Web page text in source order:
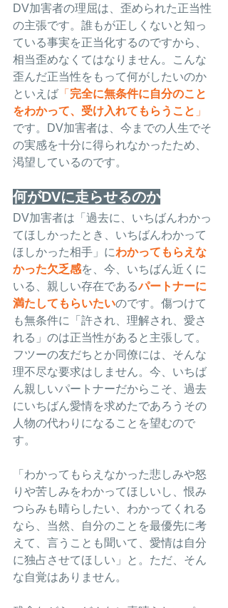
DV加害者の理屈は、歪められた正当性
の主張です。誰もが正しくないと知っ
ている事実を正当化するのですから、
相当歪めなくてはなりません。こんな
歪んだ正当性をもって何がしたいのか
といえば 「 完全に無条件に自分のこと
をわかって、受け入れてもらうこと 」
です。DV加害者は、今までの人生でそ
の実感を十分に得られなかったため、
渇望しているのです。
何がDVに走らせるのか
DV加害者は「過去に、いちばんわかっ
てほしかったとき、いちばんわかって
ほしかった相手」にわかってもらえな
かった欠乏感を、今、いちばん近くに
いる、親しい存在であるパートナーに
満たしてもらいたいのです。傷つけて
も無条件に「許され、理解され、愛さ
れる」のは正当性があると主張して。
フツーの友だちとか同僚には、そんな
理不尽な要求はしません。今、いちば
ん親しいパートナーだからこそ、過去
にいちばん愛情を求めたであろうその
人物の代わりになることを望むので
す。
「わかってもらえなかった悲しみや怒
りや苦しみをわかってほしいし、恨み
つらみも晴らしたい、わかってくれる
なら、当然、自分のことを最優先に考
えて、言うことも聞いて、愛情は自分
に独占させてほしい」と。ただ、そん
な自覚はありません。